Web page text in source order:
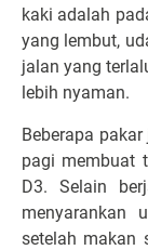
kaki adalah
yang lembut,
jalan yang
lebih nyaman.
Beberapa
pagi membuat
D3. Selain
menyarankan
setelah makan